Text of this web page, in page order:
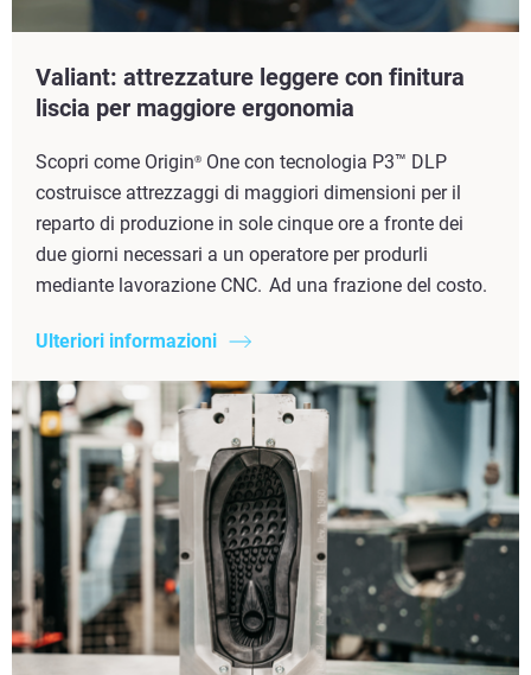
Valiant: attrezzature leggere con finitura
liscia per maggiore ergonomia
Scopri come Origin® One con tecnologia P3™ DLP
costruisce attrezzaggi di maggiori dimensioni per il
reparto di produzione in sole cinque ore a fronte dei
due giorni necessari a un operatore per produrli
mediante lavorazione CNC. Ad una frazione del costo.
Ulteriori informazioni